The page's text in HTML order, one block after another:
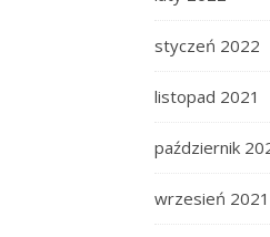
styczeń 2022
listopad 2021
październik
wrzesień 2021